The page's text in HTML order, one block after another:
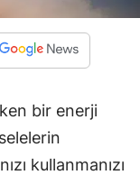
bir enerji
kullanmanızı